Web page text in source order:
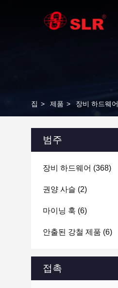
집 > 제품 > 장비 하드웨어
범주
장비 하드웨어 (368)
권양 사슬 (2)
마이닝 훅 (6)
안출된 강철 제품 (6)
접촉